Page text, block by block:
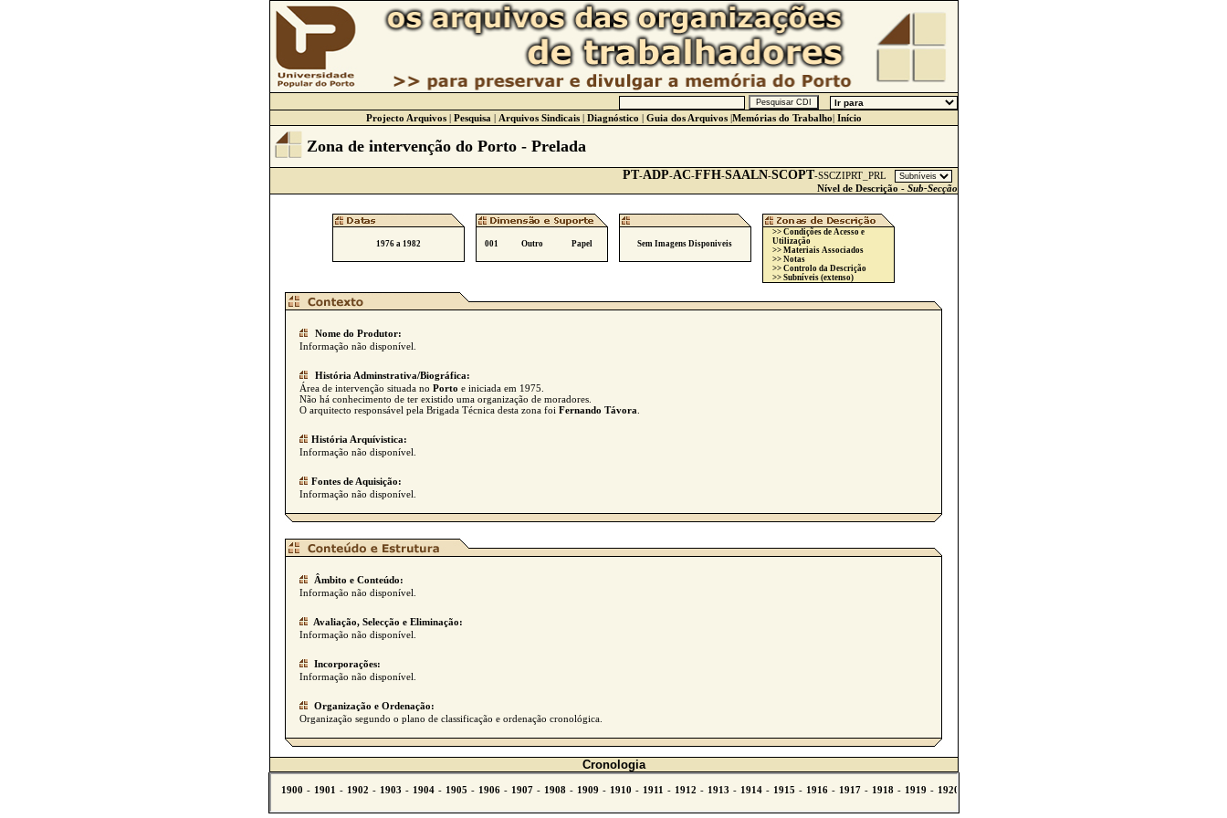
Projecto Arquivos| Pesquisa | Arquivos Sindicais| Diagnóstico | Guia dos Arquivos|Memórias do Trabalho| Início
Zona de intervenção do Porto - Prelada
PT-ADP-AC-FFH-SAALN-SCOPT-SSCZIPRT_PRL
Nível de Descrição - Sub-Secção
1976 a 1982 001 Outro Papel Sem Imagens Disponiveis
>> Condições de Acesso e
Utilização
>> Materiais Associados
>> Notas
>> Controlo da Descrição
>> Subníveis (extenso)
Nome do Produtor:
Informação não disponível.
História Adminstrativa/Biográfica:
Área de intervenção situada no Porto e iniciada em 1975.
Não há conhecimento de ter existido uma organização de moradores.
O arquitecto responsável pela Brigada Técnica desta zona foi Fernando Távora
História Arquívistica:
Informação não disponível.
Fontes de Aquisição:
Informação não disponível.
Âmbito e Conteúdo:
Informação não disponível.
Avaliação, Selecção e Eliminação:
Informação não disponível.
Incorporações:
Informação não disponível.
Organização e Ordenação:
Organização segundo o plano de classificação e ordenação cronológica.
Cronologia